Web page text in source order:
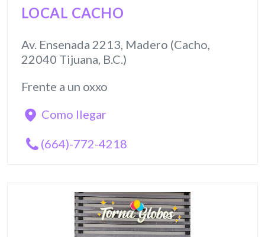
LOCAL CACHO
Av. Ensenada 2213, Madero (Cacho,
22040 Tijuana, B.C.)
Frente a un oxxo
Como llegar
(664)-772-4218